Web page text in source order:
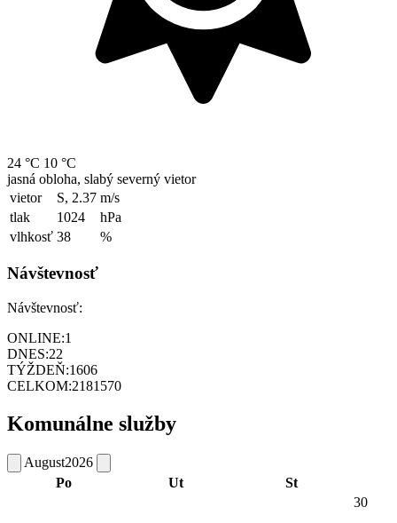
24 °C 10 °C
jasná obloha, slabý severný vietor
vietor
S, 2.37 m/s
tlak
1024
hPa
vlhkosť 38 %
Návštevnosť
Návštevnosť:
ONLINE:1
DNES:22
TÝŽDEŇ:1606
CELKOM:2181570
Komunálne služby
August2026
Po
Ut St
30